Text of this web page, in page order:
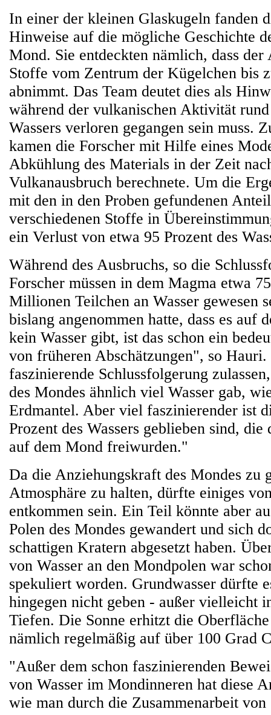
In einer der kleinen Glaskugeln fanden
Hinweise auf die mögliche Geschichte
Mond. Sie entdeckten nämlich, dass
Stoffe vom Zentrum der Kügelchen bis
abnimmt. Das Team deutet dies als
während der vulkanischen Aktivität rund
Wassers verloren gegangen sein muss.
kamen die Forscher mit Hilfe eines
Abkühlung des Materials in der Zeit
Vulkanausbruch berechnete. Um die
mit den in den Proben gefundenen
verschiedenen Stoffe in
ein Verlust von etwa 95 Prozent des
Während des Ausbruchs, so die
Forscher müssen in dem Magma etwa
Millionen Teilchen an Wasser gewesen
bislang angenommen hatte, dass es auf
kein Wasser gibt, ist das schon ein
von früheren Abschätzungen", so
faszinierende Schlussfolgerung
des Mondes ähnlich viel Wasser gab,
Erdmantel. Aber viel faszinierender ist
Prozent des Wassers geblieben sind,
auf dem Mond freiwurden."
Da die Anziehungskraft des Mondes zu
Atmosphäre zu halten, dürfte einiges
entkommen sein. Ein Teil könnte aber
Polen des Mondes gewandert und sich
schattigen Kratern abgesetzt haben.
von Wasser an den Mondpolen war
spekuliert worden. Grundwasser dürfte
hingegen nicht geben - außer vielleicht
Tiefen. Die Sonne erhitzt die
nämlich regelmäßig auf über 100 Grad
"Außer dem schon faszinierenden
von Wasser im Mondinneren hat diese
wie man durch die Zusammenarbeit von